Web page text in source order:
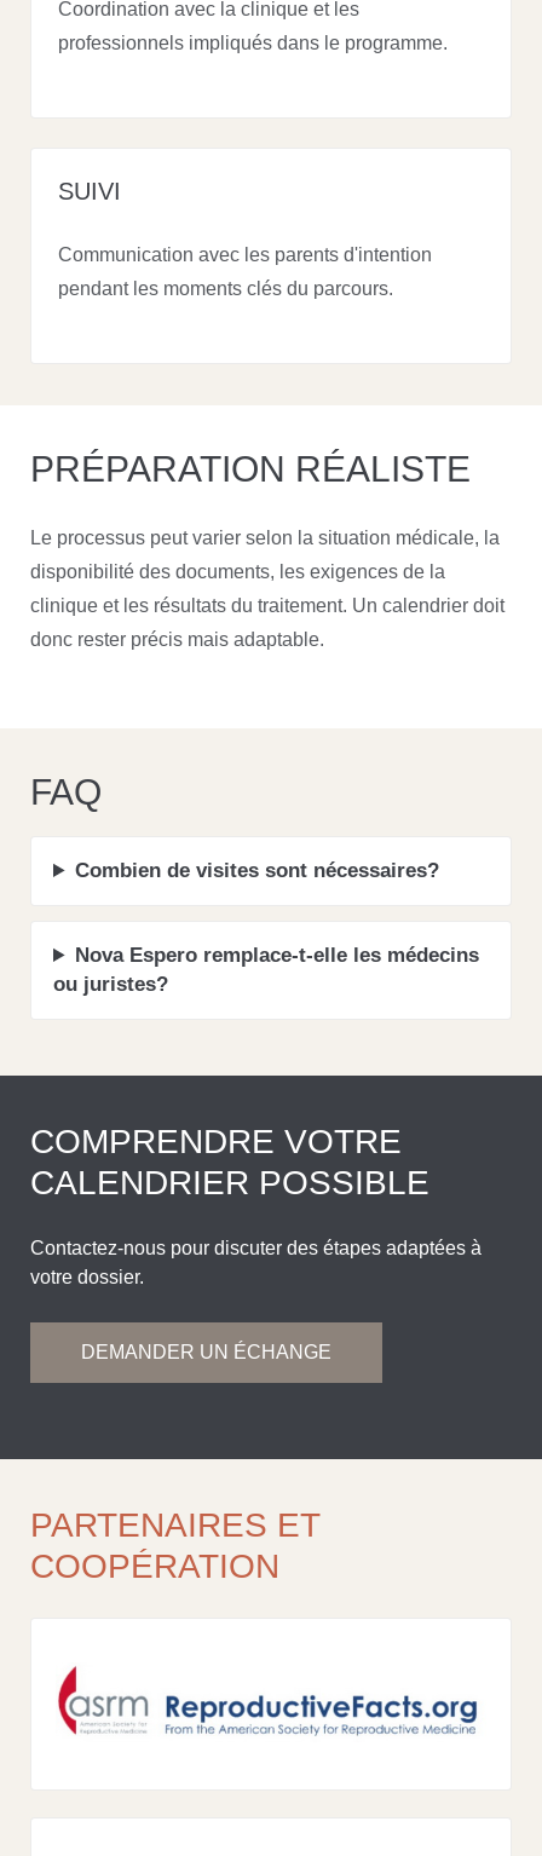
Coordination avec la clinique et les
professionnels impliqués dans le programme.
SUIVI
Communication avec les parents d'intention
pendant les moments clés du parcours.
PRÉPARATION RÉALISTE
Le processus peut varier selon la situation médicale, la
disponibilité des documents, les exigences de la
clinique et les résultats du traitement. Un calendrier doit
donc rester précis mais adaptable.
FAQ
Combien de visites sont nécessaires?
Nova Espero remplace-t-elle les médecins
ou juristes?
COMPRENDRE VOTRE
CALENDRIER POSSIBLE
Contactez-nous pour discuter des étapes adaptées à
votre dossier.
DEMANDER UN ÉCHANGE
PARTENAIRES ET
COOPÉRATION